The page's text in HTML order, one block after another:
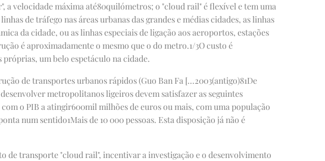
a velocidade máxima até80quilómetros; o "cloud rail" é flexível e tem uma
de tráfego nas áreas urbanas das grandes e médias cidades, as linhas
da cidade, ou as linhas especiais de ligação aos aeroportos, estações
é aproximadamente o mesmo que o do metro.1/3O custo é
um belo espetáculo na cidade.
de transportes urbanos rápidos (Guo Ban Fa [...2003(antigo)81De
metropolitanos ligeiros devem satisfazer as seguintes
o PIB a atingir600mil milhões de euros ou mais, com uma população
num sentido1Mais de 10 000 pessoas. Esta disposição já não é
transporte "cloud rail", incentivar a investigação e o desenvolvimento